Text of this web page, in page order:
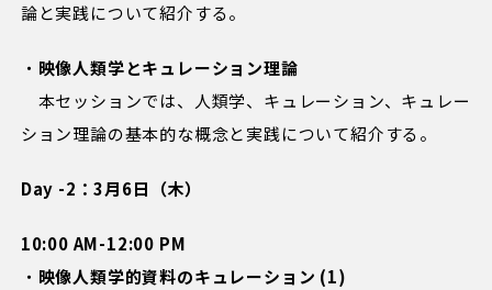
論と実践について紹介する。
・ 映像人類学とキュレーション理論
本セッションでは、人類学、キュレーション、キュレー
ション理論の基本的な概念と実践について紹介する。
Day -2：3月6日（木）
10:00 AM-12:00 PM
・ 映像人類学的資料のキュレーション (1)